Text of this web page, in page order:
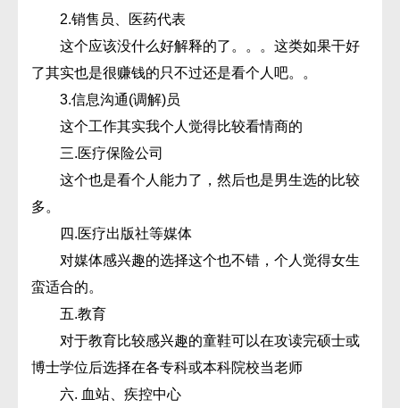
2.销售员、医药代表
这个应该没什么好解释的了。。。这类如果干好
了其实也是很赚钱的只不过还是看个人吧。。
3.信息沟通(调解)员
这个工作其实我个人觉得比较看情商的
三.医疗保险公司
这个也是看个人能力了，然后也是男生选的比较
多。
四.医疗出版社等媒体
对媒体感兴趣的选择这个也不错，个人觉得女生
蛮适合的。
五.教育
对于教育比较感兴趣的童鞋可以在攻读完硕士或
博士学位后选择在各专科或本科院校当老师
六. 血站、疾控中心